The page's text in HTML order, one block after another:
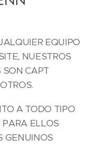
EQUIPO
NUESTROS
SON CAPT
A TODO TIPO
PARA ELLOS
GENUINOS